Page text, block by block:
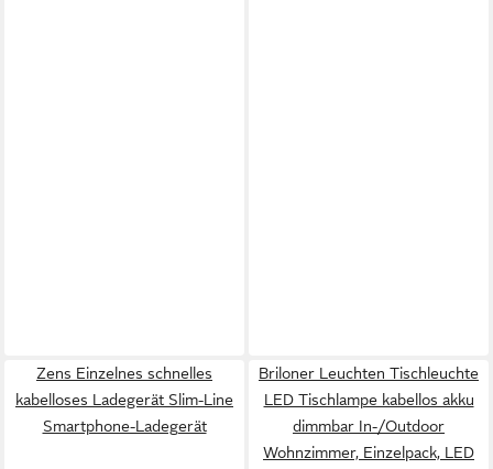
Zens Einzelnes schnelles
kabelloses Ladegerät Slim-Line
Smartphone-Ladegerät
Briloner Leuchten Tischleuchte
LED Tischlampe kabellos akku
dimmbar In-/Outdoor
Wohnzimmer, Einzelpack, LED